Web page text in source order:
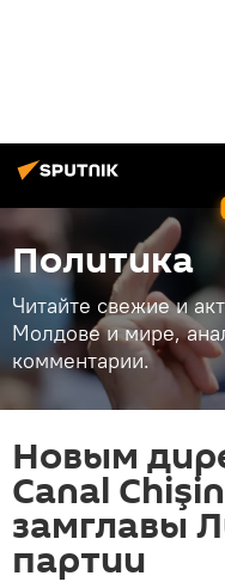
Политика
Читайте свежие и
Молдове и мире,
комментарии.
Новым
Canal
замглавы
партии